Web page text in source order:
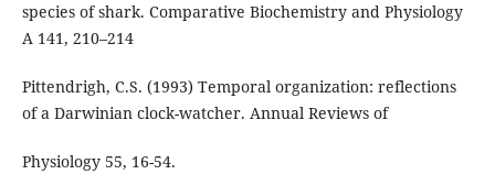
species of shark. Comparative Biochemistry and Physiology
A 141, 210–214
Pittendrigh, C.S. (1993) Temporal organization: reflections
of a Darwinian clock-watcher. Annual Reviews of
Physiology 55, 16-54.